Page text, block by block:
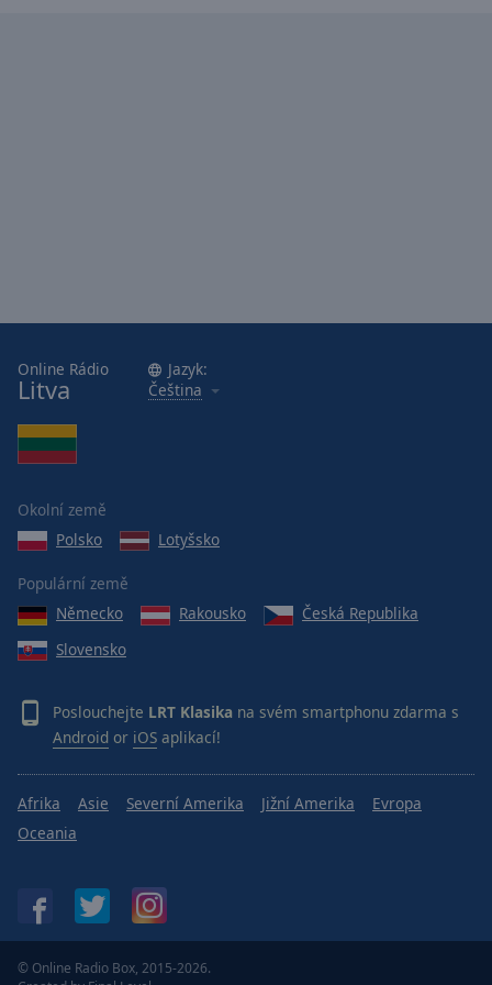
Font
Family
Done
Close
Dialog
End
dialog
Online Rádio
Litva
Jazyk:
Čeština
Okolní země
Polsko
Lotyšsko
Populární země
Německo
Rakousko
Česká Republika
Slovensko
Poslouchejte LRT Klasika na svém smartphonu zdarma s
Android or iOS aplikací!
Afrika Asie Severní Amerika Jižní Amerika
Evropa
Oceania
© Online Radio Box, 2015-2026.